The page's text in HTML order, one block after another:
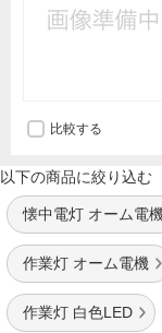
比較する
以下の商品に絞り込む
懐中電灯 オーム電機
作業灯 オーム電機
作業灯 白色LED